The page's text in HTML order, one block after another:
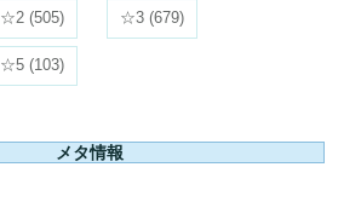
☆2 (505) ☆3 (679)
☆5 (103)
メタ情報